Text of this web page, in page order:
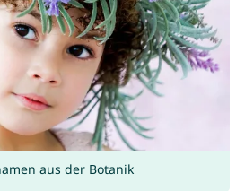
aus der Botanik